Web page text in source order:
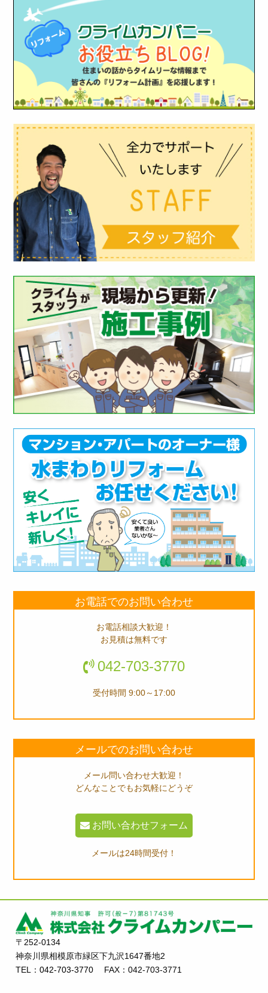
お電話でのお問い合わせ
お電話相談大歓迎！
お見積は無料です
042-703-3770
受付時間 9:00～17:00
メールでのお問い合わせ
メール問い合わせ大歓迎！
どんなことでもお気軽にどうぞ
お問い合わせフォーム
メールは24時間受付！
〒252-0134
神奈川県相模原市緑区下九沢1647番地2
TEL：042-703-3770 FAX：042-703-3771